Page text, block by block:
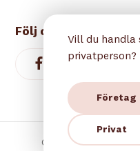
Följ oss
Copyright © 2026
Vill du handla
privatperson?
Företag
Privat